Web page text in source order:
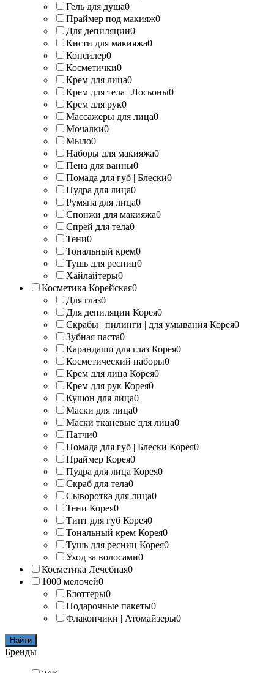
Гель для душа0
Праймер под макияж0
Для депиляции0
Кисти для макияжа0
Консилер0
Косметички0
Крем для лица0
Крем для тела | Лосьоны0
Крем для рук0
Массажеры для лица0
Мочалки0
Мыло0
Наборы для макияжа0
Пена для ванны0
Помада для губ | Блески0
Пудра для лица0
Румяна для лица0
Спонжи для макияжа0
Спрей для тела0
Тени0
Тональный крем0
Тушь для ресниц0
Хайлайтеры0
Косметика Корейская0
Для глаз0
Для депиляции Корея0
Скрабы | пилинги | для умывания Корея0
Зубная паста0
Карандаши для глаз Корея0
Косметический наборы0
Крем для лица Корея0
Крем для рук Корея0
Кушон для лица0
Маски для лица0
Маски тканевые для лица0
Патчи0
Помада для губ | Блески Корея0
Праймер Корея0
Пудра для лица Корея0
Скраб для тела0
Сыворотка для лица0
Тени Корея0
Тинт для губ Корея0
Тональный крем Корея0
Тушь для ресниц Корея0
Уход за волосами0
Косметика Лечебная0
1000 мелочей0
Блоттеры0
Подарочные пакеты0
Флакончики | Атомайзеры0
Найти
Бренды